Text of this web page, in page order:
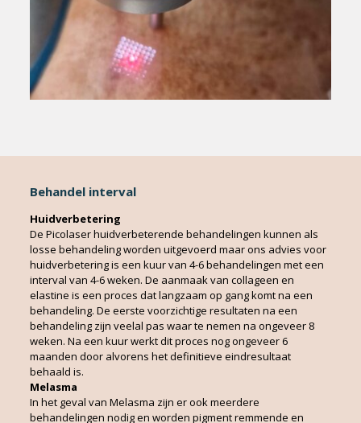
Behandel interval
Huidverbetering
De Picolaser huidverbeterende behandelingen kunnen als
losse behandeling worden uitgevoerd maar ons advies voor
huidverbetering is een kuur van 4-6 behandelingen met een
interval van 4-6 weken. De aanmaak van collageen en
elastine is een proces dat langzaam op gang komt na een
behandeling. De eerste voorzichtige resultaten na een
behandeling zijn veelal pas waar te nemen na ongeveer 8
weken. Na een kuur werkt dit proces nog ongeveer 6
maanden door alvorens het definitieve eindresultaat
behaald is.
Melasma
In het geval van Melasma zijn er ook meerdere
behandelingen nodig en worden pigment remmende en